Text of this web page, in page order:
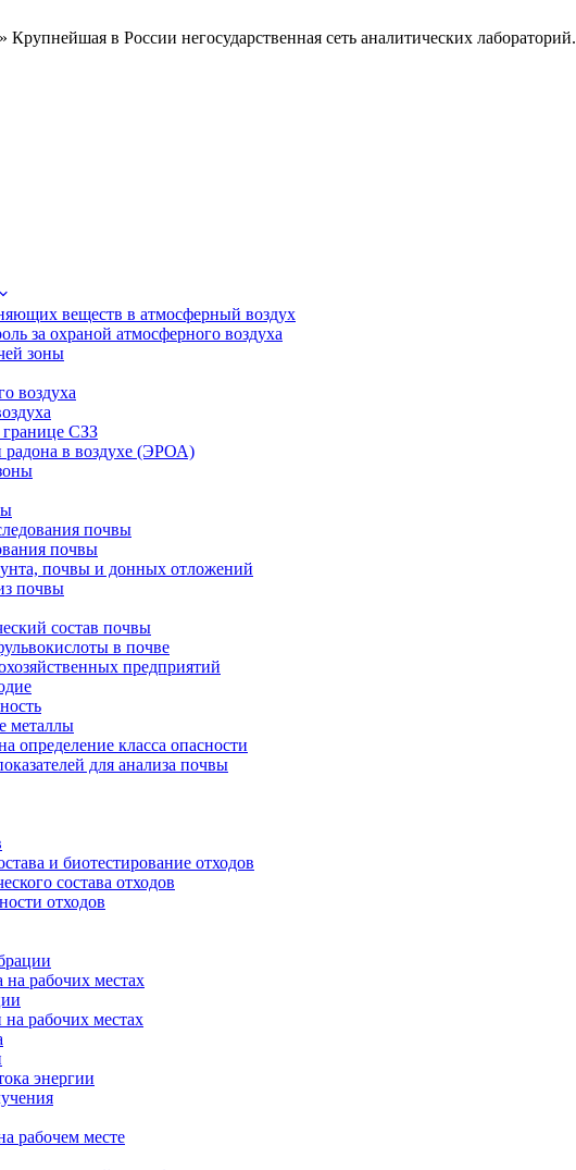
Крупнейшая в России негосударственная сеть аналитических лабораторий.
веществ в атмосферный воздух
за охраной атмосферного воздуха
зоны
воздуха
границе СЗЗ
радона в воздухе (ЭРОА)
почвы
почвы
почвы и донных отложений
почвы
состав почвы
в почве
предприятий
металлы
определение класса опасности
для анализа почвы
и биотестирование отходов
состава отходов
отходов
рабочих местах
рабочих местах
энергии
рабочем месте